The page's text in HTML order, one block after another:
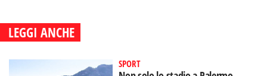
LEGGI ANCHE
SPORT